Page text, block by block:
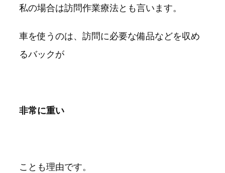
私の場合は訪問作業療法とも言います。
車を使うのは、訪問に必要な備品などを収め
るバックが
非常に重い
ことも理由です。